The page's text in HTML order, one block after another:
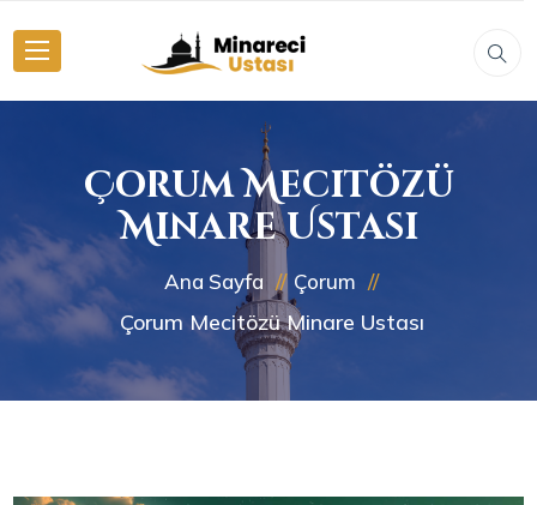
Çorum Mecitözü
Minare Ustası
Ana Sayfa Çorum
Çorum Mecitözü Minare Ustası